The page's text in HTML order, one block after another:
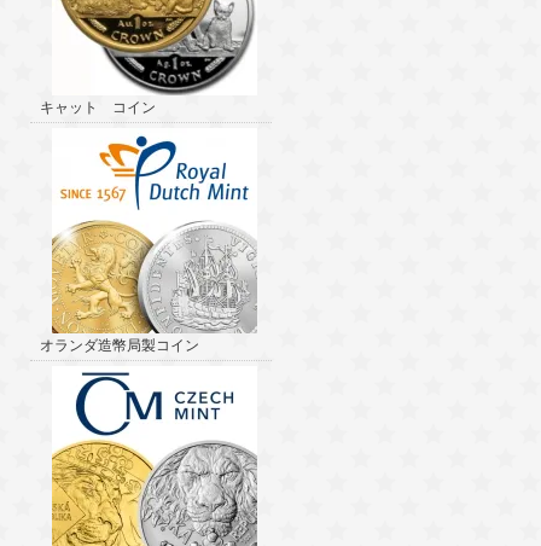
キャット コイン
オランダ造幣局製コイン